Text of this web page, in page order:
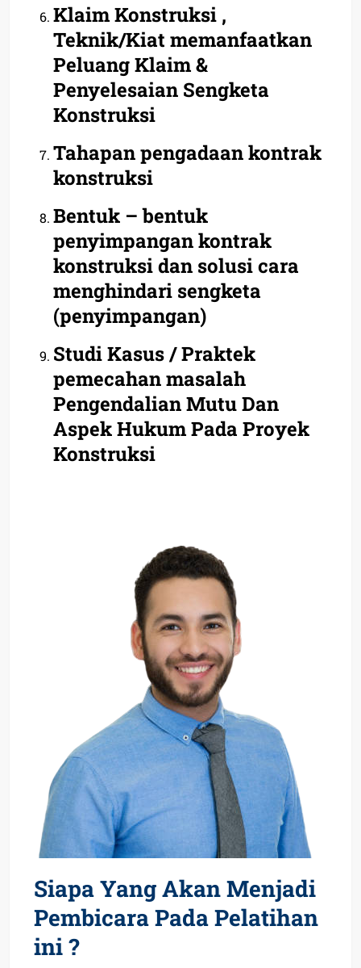
Klaim Konstruksi ,
Teknik/Kiat memanfaatkan
Peluang Klaim &
Penyelesaian Sengketa
Konstruksi
Tahapan pengadaan kontrak
konstruksi
Bentuk – bentuk
penyimpangan kontrak
konstruksi dan solusi cara
menghindari sengketa
(penyimpangan)
Studi Kasus / Praktek
pemecahan masalah
Pengendalian Mutu Dan
Aspek Hukum Pada Proyek
Konstruksi
Siapa Yang Akan Menjadi
Pembicara Pada Pelatihan
ini ?